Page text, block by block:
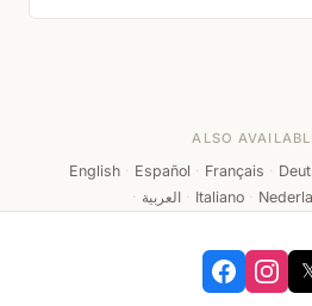
ALSO
English · Español · Français ·
· العربية · Italiano ·